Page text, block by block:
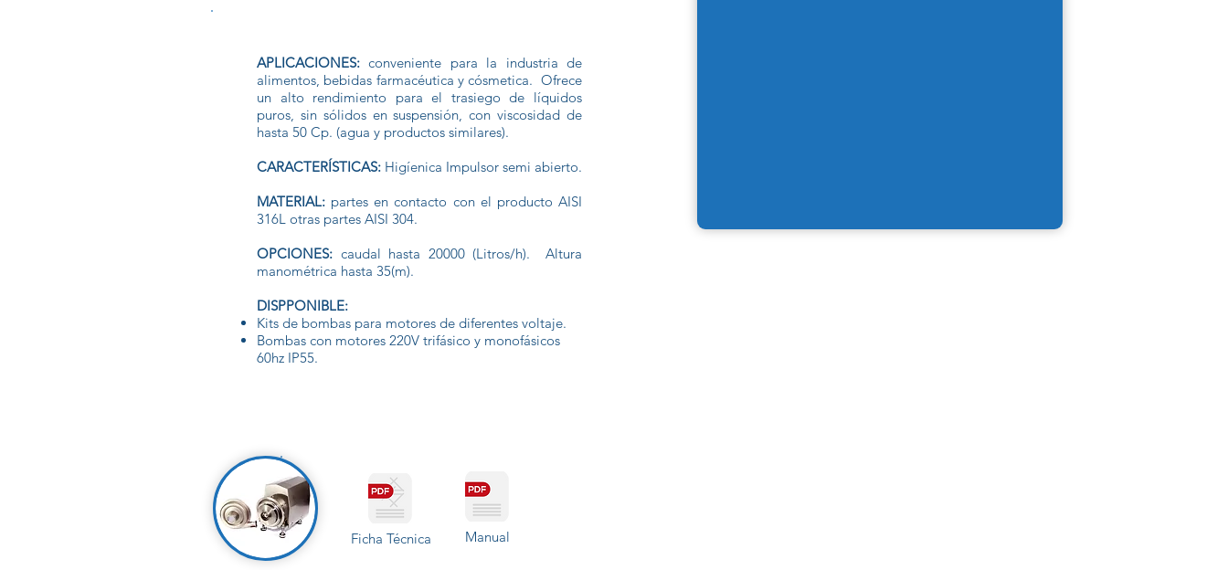
APLICACIONES: conveniente para la industria de
alimentos, bebidas farmacéutica y cósmetica. Ofrece
un alto rendimiento para el trasiego de líquidos
puros, sin sólidos en suspensión, con viscosidad de
hasta 50 Cp. (agua y productos similares).
CARACTERÍSTICAS: Higíenica Impulsor semi abierto.
MATERIAL: partes en contacto con el producto AISI
316L otras partes AISI 304.
OPCIONES: caudal hasta 20000 (Litros/h). Altura
manométrica hasta 35(m).
DISPPONIBLE:
Kits de bombas para motores de diferentes voltaje.
Bombas con motores 220V trifásico y monofásicos
60hz IP55.
Ficha Técnica Manual